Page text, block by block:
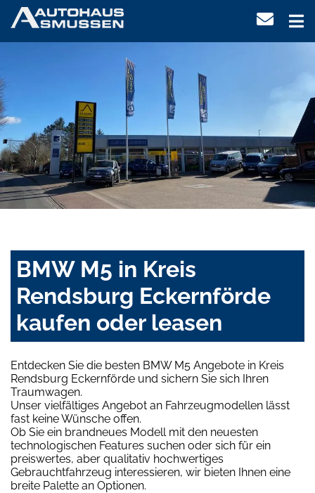
BMW M5 in Kreis
Rendsburg Eckernförde
kaufen oder leasen
Entdecken Sie die besten BMW M5 Angebote in Kreis
Rendsburg Eckernförde und sichern Sie sich Ihren
Traumwagen.
Unser vielfältiges Angebot an Fahrzeugmodellen lässt
fast keine Wünsche offen.
Ob Sie ein brandneues Modell mit den neuesten
technologischen Features suchen oder sich für ein
preiswertes, aber qualitativ hochwertiges
Gebrauchtfahrzeug interessieren, wir bieten Ihnen eine
breite Palette an Optionen.